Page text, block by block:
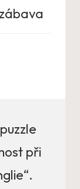
při